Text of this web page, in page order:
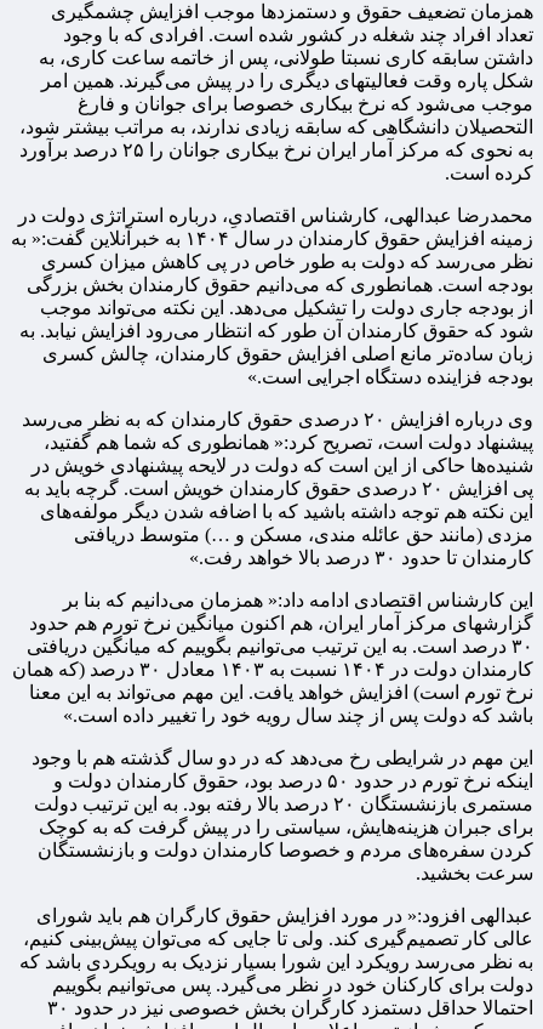
همزمان تضعیف حقوق و دستمزدها موجب افزایش چشمگیری
تعداد افراد چند شغله در کشور شده است. افرادی که با وجود
داشتن سابقه کاری نسبتا طولانی، پس از خاتمه ساعت کاری، به
شکل پاره وقت فعالیتهای دیگری را در پیش می‌گیرند. همین امر
موجب می‌شود که نرخ بیکاری خصوصا برای جوانان و فارغ
التحصیلان دانشگاهی که سابقه زیادی ندارند، به مراتب بیشتر شود،
به نحوی که مرکز آمار ایران نرخ بیکاری جوانان را ۲۵ درصد برآورد
کرده است.
محمدرضا عبدالهی، کارشناس اقتصادیِ، درباره استراتژی دولت در
زمینه افزایش حقوق کارمندان در سال ۱۴۰۴ به خبرآنلاین گفت:« به
نظر می‌رسد که دولت به طور خاص در پی کاهش میزان کسری
بودجه است. همانطوری که می‌دانیم حقوق کارمندان بخش بزرگی
از بودجه جاری دولت را تشکیل می‌دهد. این نکته می‌تواند موجب
شود که حقوق کارمندان آن طور که انتظار می‌رود افزایش نیابد. به
زبان ساده‌تر مانع اصلی افزایش حقوق کارمندان، چالش کسری
بودجه فزاینده دستگاه اجرایی است.»
وی درباره افزایش ۲۰ درصدی حقوق کارمندان که به نظر می‌رسد
پیشنهاد دولت است، تصریح کرد:« همانطوری که شما هم گفتید،
شنیده‌ها حاکی از این است که دولت در لایحه پیشنهادی خویش در
پی افزایش ۲۰ درصدی حقوق کارمندان خویش است. گرچه باید به
این نکته هم توجه داشته باشید که با اضافه شدن دیگر مولفه‌های
مزدی (مانند حق عائله مندی، مسکن و …) متوسط دریافتی
کارمندان تا حدود ۳۰ درصد بالا خواهد رفت.»
این کارشناس اقتصادی ادامه داد:« همزمان می‌دانیم که بنا بر
گزارشهای مرکز آمار ایران، هم اکنون میانگین نرخ تورم هم حدود
۳۰ درصد است. به این ترتیب می‌توانیم بگوییم که میانگین دریافتی
کارمندان دولت در ۱۴۰۴ نسبت به ۱۴۰۳ معادل ۳۰ درصد (که همان
نرخ تورم است) افزایش خواهد یافت. این مهم می‌تواند به این معنا
باشد که دولت پس از چند سال رویه خود را تغییر داده است.»
این مهم در شرایطی رخ می‌دهد که در دو سال گذشته هم با وجود
اینکه نرخ تورم در حدود ۵۰ درصد بود، حقوق کارمندان دولت و
مستمری بازنشستگان ۲۰ درصد بالا رفته بود. به این ترتیب دولت
برای جبران هزینه‌هایش، سیاستی را در پیش گرفت که به کوچک
کردن سفره‌های مردم و خصوصا کارمندان دولت و بازنشستگان
سرعت بخشید.
عبدالهی افزود:« در مورد افزایش حقوق کارگران هم باید شورای
عالی کار تصمیم‌گیری کند. ولی تا جایی که می‌توان پیش‌بینی کنیم،
به نظر می‌رسد رویکرد این شورا بسیار نزدیک به رویکردی باشد که
دولت برای کارکنان خود در نظر می‌گیرد. پس می‌توانیم بگوییم
احتمالا حداقل دستمزد کارگران بخش خصوصی نیز در حدود ۳۰